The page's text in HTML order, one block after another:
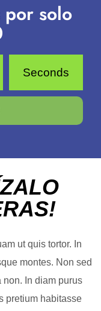
por solo
Seconds
ut quis tortor. In
montes. Non sed
In diam purus
pretium habitasse